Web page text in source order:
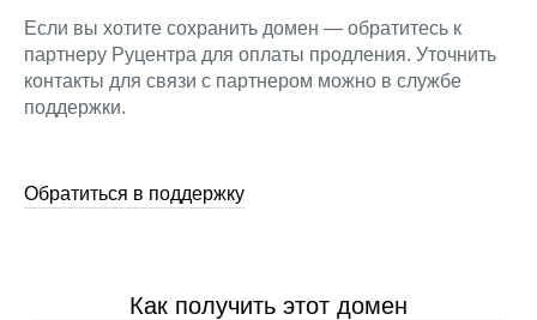
Если вы хотите сохранить домен — обратитесь к
партнеру Руцентра для оплаты продления. Уточнить
контакты для связи с партнером можно в службе
поддержки.
Обратиться в поддержку
Как получить этот домен